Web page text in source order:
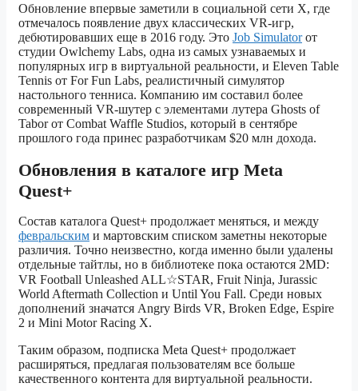
Обновление впервые заметили в социальной сети X, где
отмечалось появление двух классических VR-игр,
дебютировавших еще в 2016 году. Это Job Simulatorот
студии Owlchemy Labs, одна из самых узнаваемых и
популярных игр в виртуальной реальности, и Eleven Table
Tennis от For Fun Labs, реалистичный симулятор
настольного тенниса. Компанию им составил более
современный VR-шутер с элементами лутера Ghosts of
Tabor от Combat Waffle Studios, который в сентябре
прошлого года принес разработчикам $20 млн дохода.
Обновления в каталоге игр Meta
Quest+
Состав каталога Quest+ продолжает меняться, и между
февральским и мартовским списком заметны некоторые
различия. Точно неизвестно, когда именно были удалены
отдельные тайтлы, но в библиотеке пока остаются 2MD:
VR Football Unleashed ALL☆STAR, Fruit Ninja, Jurassic
World Aftermath Collection и Until You Fall. Среди новых
дополнений значатся Angry Birds VR, Broken Edge, Espire
2 и Mini Motor Racing X.
Таким образом, подписка Meta Quest+ продолжает
расширяться, предлагая пользователям все больше
качественного контента для виртуальной реальности.